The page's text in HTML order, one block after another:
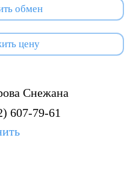
класса мы предлагаем
Строительство
расстояние до
сравнительно
города.
обмен
цену
Снежана
607-79-61